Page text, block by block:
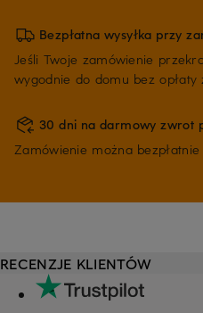
Bezpłatna wysyłka przy
Jeśli Twoje zamówienie
wygodnie do domu bez opłaty
30 dni na darmowy zwrot
Zamówienie można
RECENZJE KLIENTÓW